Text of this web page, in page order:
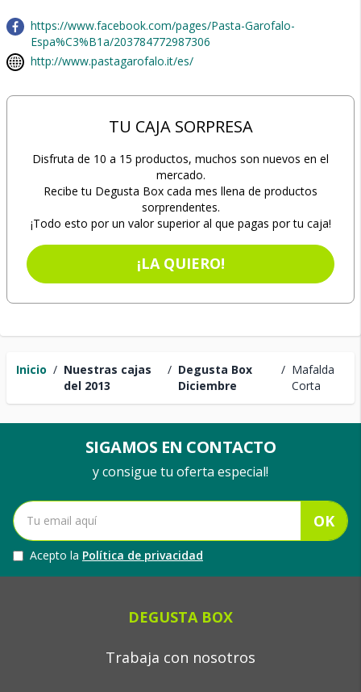
Inicio / Nuestras cajas
del 2013
/ Degusta Box
Diciembre
/ Mafalda
Corta
https://www.facebook.com/pages/Pasta-Garofalo-
Espa%C3%B1a/203784772987306
http://www.pastagarofalo.it/es/
TU CAJA SORPRESA
Disfruta de 10 a 15 productos, muchos son nuevos en el
mercado.
Recibe tu Degusta Box cada mes llena de productos
sorprendentes.
¡Todo esto por un valor superior al que pagas por tu caja!
¡LA QUIERO!
SIGAMOS EN CONTACTO
y consigue tu oferta especial!
OK
Acepto la Política de privacidad
DEGUSTA BOX
Trabaja con nosotros